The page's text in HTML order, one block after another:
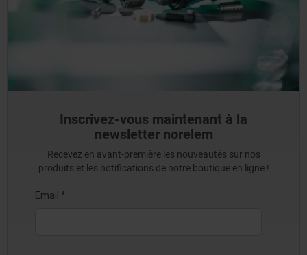
Inscrivez-vous maintenant à la
newsletter norelem
Recevez en avant-première les nouveautés sur nos
produits et les notifications de notre boutique en ligne !